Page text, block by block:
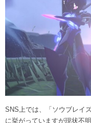
SNS上では、「ソウブレイ
に挙がっていますが現状不